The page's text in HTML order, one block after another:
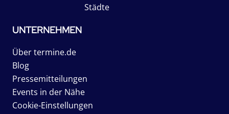
Städte
UNTERNEHMEN
Über termine.de
Blog
Pressemitteilungen
Events in der Nähe
Cookie-Einstellungen